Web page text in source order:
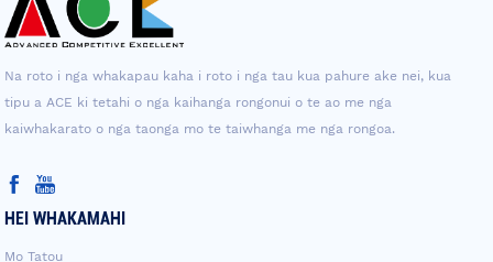
Na roto i nga whakapau kaha i roto i nga tau kua pahure ake nei, kua
tipu a ACE ki tetahi o nga kaihanga rongonui o te ao me nga
kaiwhakarato o nga taonga mo te taiwhanga me nga rongoa.
HEI WHAKAMAHI
Mo Tatou